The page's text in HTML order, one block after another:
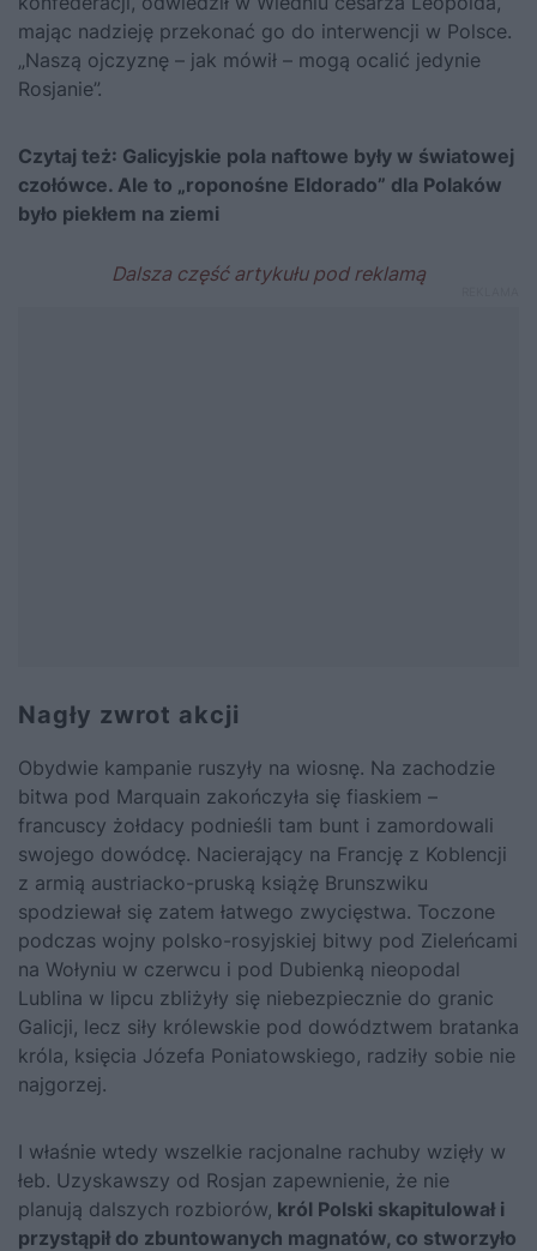
mając nadzieję przekonać go do interwencji w Polsce.
„Naszą ojczyznę – jak mówił – mogą ocalić jedynie
Rosjanie”.
Czytaj też: Galicyjskie pola naftowe były w światowej
czołówce. Ale to „roponośne Eldorado” dla Polaków
było piekłem na ziemi
Nagły zwrot akcji
Obydwie kampanie ruszyły na wiosnę. Na zachodzie
bitwa pod Marquain zakończyła się fiaskiem –
francuscy żołdacy podnieśli tam bunt i zamordowali
swojego dowódcę. Nacierający na Francję z Koblencji
z armią austriacko-pruską książę Brunszwiku
spodziewał się zatem łatwego zwycięstwa. Toczone
podczas wojny polsko-rosyjskiej bitwy pod Zieleńcami
na Wołyniu w czerwcu i pod Dubienką nieopodal
Lublina w lipcu zbliżyły się niebezpiecznie do granic
Galicji, lecz siły królewskie pod dowództwem bratanka
króla, księcia Józefa Poniatowskiego, radziły sobie nie
najgorzej.
I właśnie wtedy wszelkie racjonalne rachuby wzięły w
łeb. Uzyskawszy od Rosjan zapewnienie, że nie
planują dalszych rozbiorów, król Polski skapitulował i
przystąpił do zbuntowanych magnatów, co stworzyło